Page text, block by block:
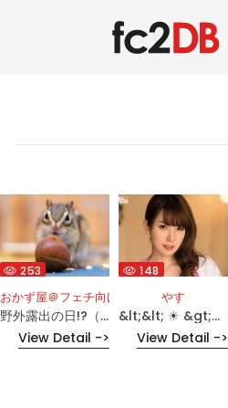
253
おかず屋＠フェチ向け
野外露出の日!?（番組情報をご確認ください）
View Detail ->
148
やす
&lt;&lt; ☀ &gt;&gt;実験部屋(次ありきたりなAV作品)
View Detail ->